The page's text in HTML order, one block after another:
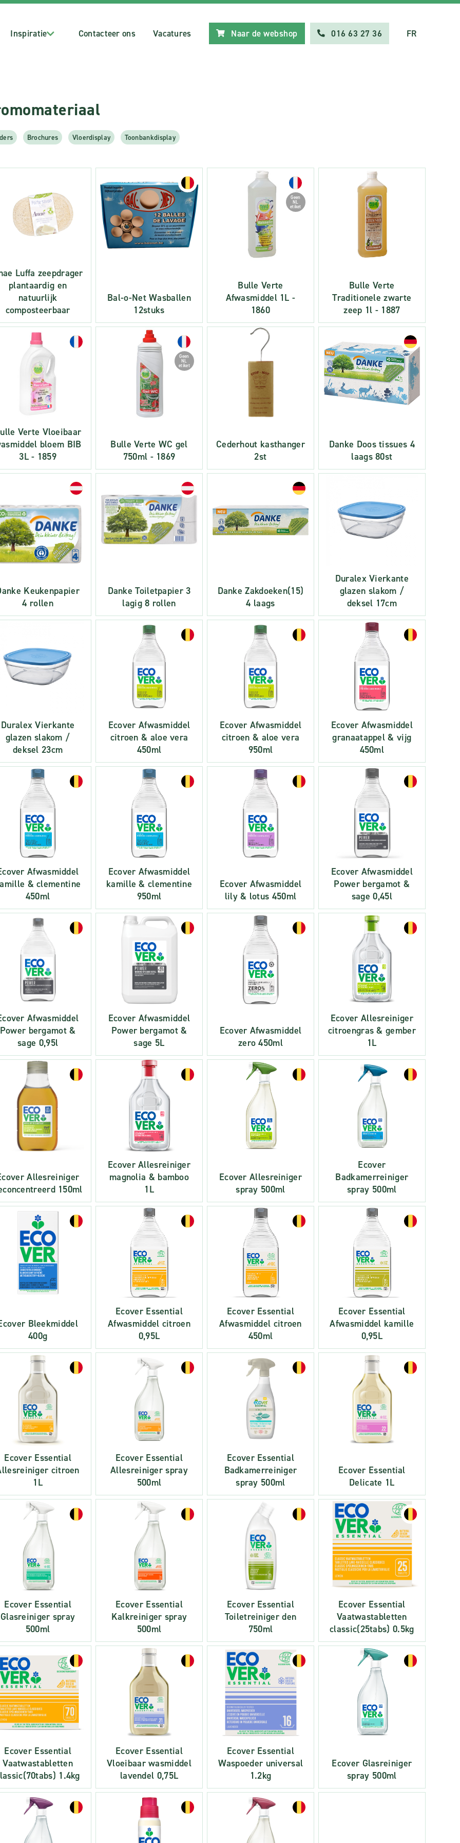
Inspiratie Contacteer ons Vacatures Naar de webshop 016 63 27 36 FR
Brochures Vloerdisplay Toonbankdisplay
Luffa zeepdrager
plantaardig en
natuurlijk
composteerbaar
Bal-o-Net Wasballen
12stuks
Geen
NL
etiket
Bulle Verte
Afwasmiddel 1L -
1860
Bulle Verte
Traditionele zwarte
zeep 1l - 1887
Verte Vloeibaar
bloem BIB
3L - 1859
Geen
NL
etiket
Bulle Verte WC gel
750ml - 1869
Cederhout kasthanger
2st
Danke Doos tissues 4
laags 80st
Keukenpapier
4 rollen
Danke Toiletpapier 3
lagig 8 rollen
Danke Zakdoeken(15)
4 laags
Duralex Vierkante
glazen slakom /
deksel 17cm
Duralex Vierkante
glazen slakom /
deksel 23cm
Ecover Afwasmiddel
citroen & aloe vera
450ml
Ecover Afwasmiddel
citroen & aloe vera
950ml
Ecover Afwasmiddel
granaatappel & vijg
450ml
Afwasmiddel
& clementine
450ml
Ecover Afwasmiddel
kamille & clementine
950ml
Ecover Afwasmiddel
lily & lotus 450ml
Ecover Afwasmiddel
Power bergamot &
sage 0,45l
Afwasmiddel
Power bergamot &
sage 0,95l
Ecover Afwasmiddel
Power bergamot &
sage 5L
Ecover Afwasmiddel
zero 450ml
Ecover Allesreiniger
citroengras & gember
1L
Allesreiniger
150ml
Ecover Allesreiniger
magnolia & bamboo
1L
Ecover Allesreiniger
spray 500ml
Ecover
Badkamerreiniger
spray 500ml
Bleekmiddel
400g
Ecover Essential
Afwasmiddel citroen
0,95L
Ecover Essential
Afwasmiddel citroen
450ml
Ecover Essential
Afwasmiddel kamille
0,95L
Ecover Essential
citroen
1L
Ecover Essential
Allesreiniger spray
500ml
Ecover Essential
Badkamerreiniger
spray 500ml
Ecover Essential
Delicate 1L
Ecover Essential
Glasreiniger spray
500ml
Ecover Essential
Kalkreiniger spray
500ml
Ecover Essential
Toiletreiniger den
750ml
Ecover Essential
Vaatwastabletten
classic(25tabs) 0.5kg
Ecover Essential
Vaatwastabletten
1.4kg
Ecover Essential
Vloeibaar wasmiddel
lavendel 0,75L
Ecover Essential
Waspoeder universal
1.2kg
Ecover Glasreiniger
spray 500ml